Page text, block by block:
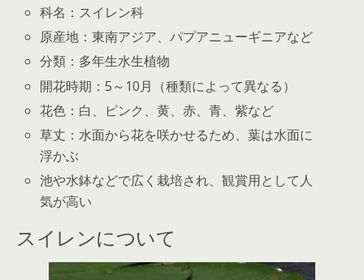
科名：スイレン科
原産地：東南アジア、パプアニューギニアなど
分類：多年生水生植物
開花時期：5～10月（種類によって異なる）
花色：白、ピンク、黄、赤、青、紫など
草丈：水面から花を咲かせるため、葉は水面に
浮かぶ
池や水鉢などで広く栽培され、観賞用として人
気が高い
スイレンについて